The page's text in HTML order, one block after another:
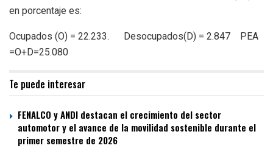
en porcentaje es:
Ocupados (O) = 22.233. Desocupados(D) = 2.847 PEA
=O+D=25.080
Te puede interesar
FENALCO y ANDI destacan el crecimiento del sector
automotor y el avance de la movilidad sostenible durante el
primer semestre de 2026